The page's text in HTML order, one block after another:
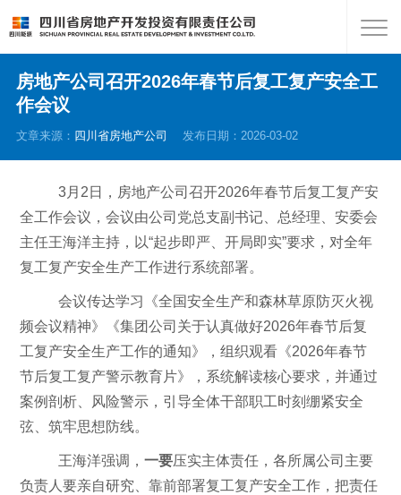
房地产公司召开2026年春节后复工复产安全工
作会议
文章来源： 四川省房地产公司 发布日期：2026-03-02
3月2日，房地产公司召开2026年春节后复工复产安
全工作会议，会议由公司党总支副书记、总经理、安委会
主任王海洋主持，以“起步即严、开局即实”要求，对全年
复工复产安全生产工作进行系统部署。
会议传达学习《全国安全生产和森林草原防灭火视
频会议精神》《集团公司关于认真做好2026年春节后复
工复产安全生产工作的通知》，组织观看《2026年春节
节后复工复产警示教育片》，系统解读核心要求，并通过
案例剖析、风险警示，引导全体干部职工时刻绷紧安全
弦、筑牢思想防线。
王海洋强调，一要压实主体责任，各所属公司主要
负责人要亲自研究、靠前部署复工复产安全工作，把责任